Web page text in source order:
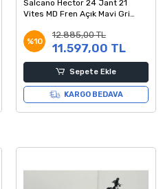
Salcano Hector 24 Jant 21
Vites MD Fren Açık Mavi Gri
%10
12.885,00 TL
11.597,00 TL
Sepete Ekle
KARGO BEDAVA